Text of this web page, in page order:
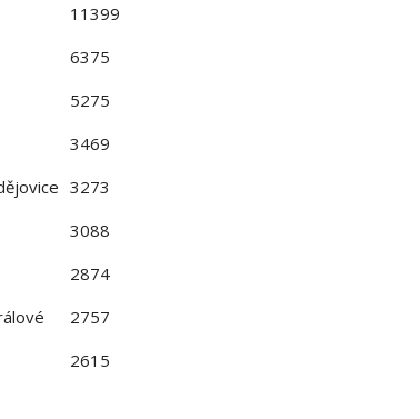
11399
6375
5275
3469
3273
3088
2874
2757
2615